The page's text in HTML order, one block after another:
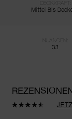
Mittel Bis
33
897